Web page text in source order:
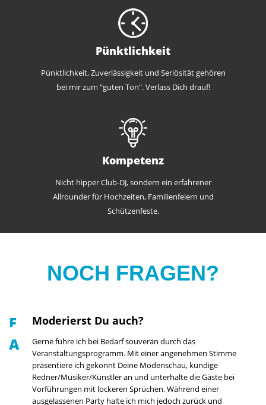
Pünktlichkeit
Pünktlichkeit, Zuverlässigkeit und Seriösität gehören
bei mir zum "guten Ton". Verlass Dich drauf!
Kompetenz
Nicht hipper Club-DJ, sondern ein erfahrener
Allrounder für Hochzeiten, Familienfeiern und
Schützenfeste.
NOCH FRAGEN?
Moderierst Du auch?
Gerne führe ich bei Bedarf souverän durch das
Veranstaltungsprogramm. Mit einer angenehmen Stimme
präsentiere ich gekonnt Deine Modenschau, kündige
Redner/Musiker/Künstler an und unterhalte die Gäste bei
Vorführungen mit lockeren Sprüchen. Während einer
ausgelassenen Party halte ich mich jedoch zurück und